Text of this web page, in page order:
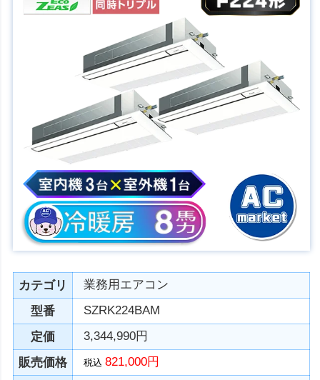
カテゴリ
業務用エアコン
型番
SZRK224BAM
定価
3,344,990円
販売価格
税込821,000円